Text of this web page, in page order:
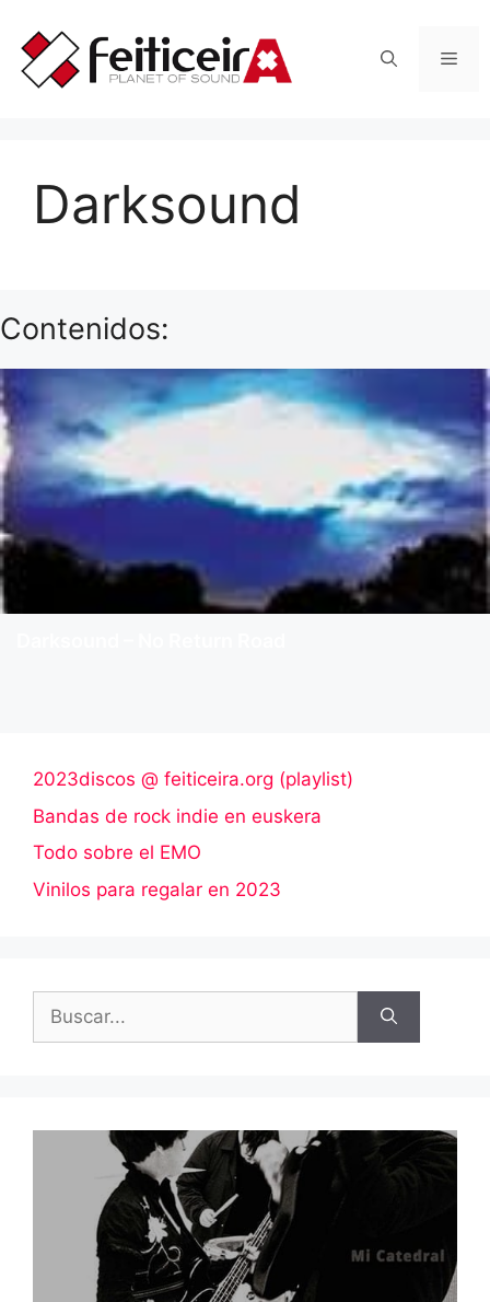
contenido
Darksound
Contenidos:
2023discos @ feiticeira.org (playlist)
Bandas de rock indie en euskera
Todo sobre el EMO
Vinilos para regalar en 2023